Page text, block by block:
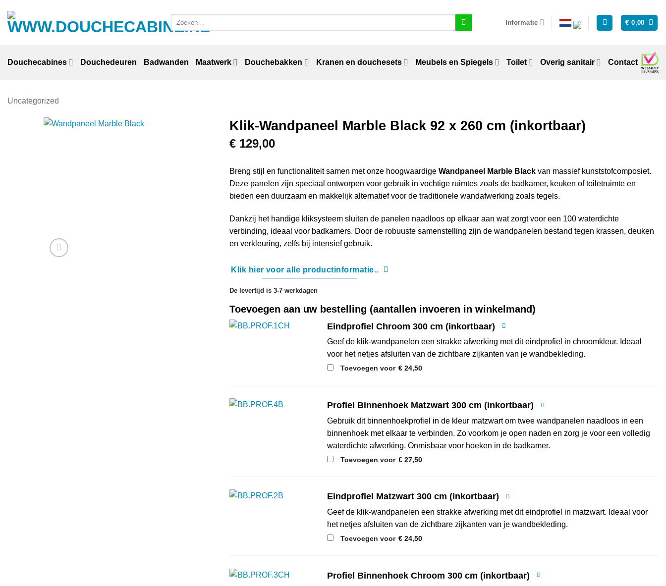
naar
inhoud
Zoeken
naar:
Informatie € 0,00
Douchecabines Douchedeuren Badwanden Maatwerk Douchebakken Kranen en douchesets Meubels en Spiegels Toilet Overig sanitair Contact
Uncategorized
Klik-Wandpaneel Marble Black 92 x 260 cm (inkortbaar)
€ 129,00
Breng stijl en functionaliteit samen met onze hoogwaardige Wandpaneel Marble Black van massief kunststofcomposiet.
Deze panelen zijn speciaal ontworpen voor gebruik in vochtige ruimtes zoals de badkamer, keuken of toiletruimte en
bieden een duurzaam en makkelijk alternatief voor de traditionele wandafwerking zoals tegels.
Dankzij het handige kliksysteem sluiten de panelen naadloos op elkaar aan wat zorgt voor een 100 waterdichte
verbinding, ideaal voor badkamers. Door de robuuste samenstelling zijn de wandpanelen bestand tegen krassen, deuken
en verkleuring, zelfs bij intensief gebruik.
Klik hier voor alle productinformatie..
De levertijd is 3-7 werkdagen
Toevoegen aan uw bestelling (aantallen invoeren in winkelmand)
Eindprofiel Chroom 300 cm (inkortbaar)
Geef de klik-wandpanelen een strakke afwerking met dit eindprofiel in chroomkleur. Ideaal
voor het netjes afsluiten van de zichtbare zijkanten van je wandbekleding.
Toevoegen voor €24,50
Profiel Binnenhoek Matzwart 300 cm (inkortbaar)
Gebruik dit binnenhoekprofiel in de kleur matzwart om twee wandpanelen naadloos in een
binnenhoek met elkaar te verbinden. Zo voorkom je open naden en zorg je voor een volledig
waterdichte afwerking. Onmisbaar voor hoeken in de badkamer.
Toevoegen voor €27,50
Eindprofiel Matzwart 300 cm (inkortbaar)
Geef de klik-wandpanelen een strakke afwerking met dit eindprofiel in matzwart. Ideaal voor
het netjes afsluiten van de zichtbare zijkanten van je wandbekleding.
Toevoegen voor €24,50
Profiel Binnenhoek Chroom 300 cm (inkortbaar)